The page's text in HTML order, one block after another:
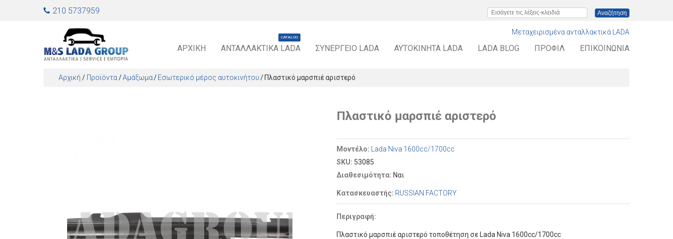
Jump to navigation210 5737959 Εισάγετε τις λέξεις-κλειδιά
Μεταχειρισμένα ανταλλακτικά LADA
ΑΡΧΙΚΉ ΑΝΤΑΛΛΑΚΤΙΚΆ LADA
CATALOG
ΣΥΝΕΡΓΕΊΟ LADA ΑΥΤΟΚΊΝΗΤΑ LADA LADA BLOG ΠΡΟΦΊΛ ΕΠΙΚΟΙΝΩΝΊΑ
Αρχική / Προϊόντα /Αμάξωμα Εσωτερικό μέρος αυτοκινήτου Πλαστικό μαρσπιέ αριστερό
Πλαστικό μαρσπιέ αριστερό
Μοντέλο:
Lada Niva 1600cc/1700cc
SKU: 53085
Διαθεσιμότητα: Ναι
Κατασκευαστής: RUSSIAN FACTORY
Περιγραφή:
Πλαστικό μαρσπιέ αριστερό τοποθέτηση σε Lada Niva 1600cc/1700cc